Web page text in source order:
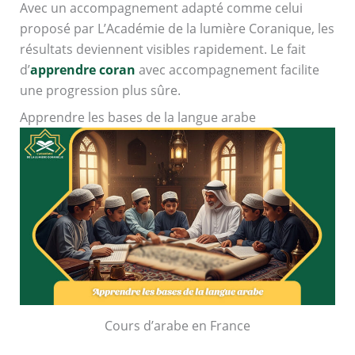
Avec un accompagnement adapté comme celui
proposé par L’Académie de la lumière Coranique, les
résultats deviennent visibles rapidement. Le fait
d’apprendre coran avec accompagnement facilite
une progression plus sûre.
Apprendre les bases de la langue arabe
Cours d’arabe en France